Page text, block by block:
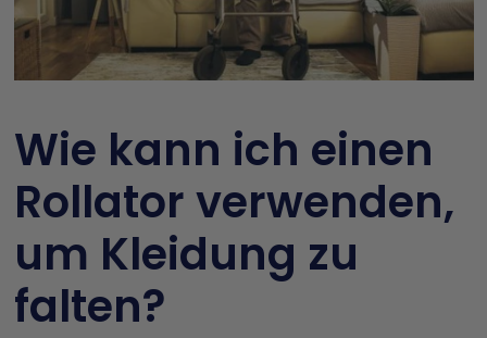
Wie kann ich einen
Rollator verwenden,
um Kleidung zu
falten?